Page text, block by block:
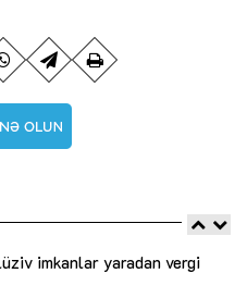
imkanlar yaradan vergi